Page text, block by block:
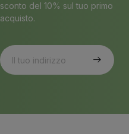
sconto del 10% sul tuo primo
acquisto.